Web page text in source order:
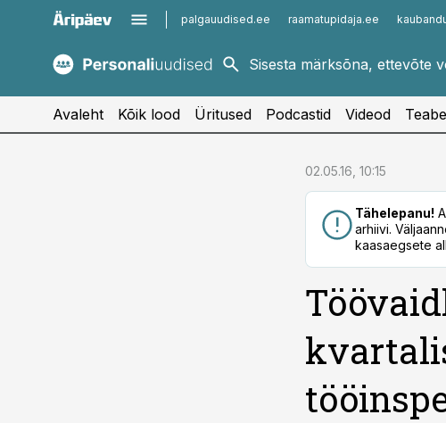
palgauudised.ee raamatupidaja.ee
kaubandus.ee
kinnisvarauudised.ee
imelineajalugu.ee
Avaleht Kõik lood Üritused Podcastid Videod
02.05.16, 10:15
Tähelepanu!
arhiivi.
kaasaegsete